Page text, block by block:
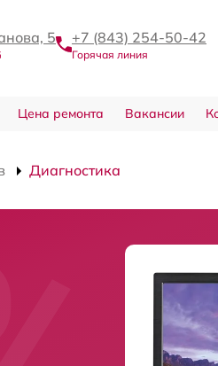
5 +7 (843) 254-50-42
Горячая линия
Цена ремонта Вакансии
Диагностика